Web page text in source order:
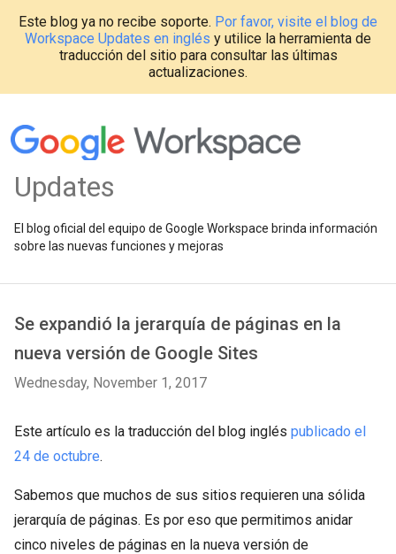
Este blog ya no recibe soporte. Por favor, visite el blog de
Workspace Updates en inglés y utilice la herramienta de
traducción del sitio para consultar las últimas
actualizaciones.
Updates
El blog oficial del equipo de Google Workspace brinda información
sobre las nuevas funciones y mejoras
Se expandió la jerarquía de páginas en la
nueva versión de Google Sites
Wednesday, November 1, 2017
Este artículo es la traducción del blog inglés publicado el
24 de octubre.
Sabemos que muchos de sus sitios requieren una sólida
jerarquía de páginas. Es por eso que permitimos anidar
cinco niveles de páginas en la nueva versión de